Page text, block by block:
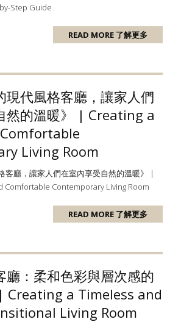
Step Guide
READ MORE 了解更多
現代風格客廳，讓家人們
然的溫暖》 | Creating a
Living Room
客廳，讓家人們在室內享受自然的溫暖》 |
Comfortable Contemporary Living Room
READ MORE 了解更多
廳：柔和色彩與層次感的
Creating a Timeless and
Living Room